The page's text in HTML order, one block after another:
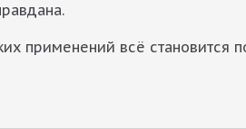
применений всё становится